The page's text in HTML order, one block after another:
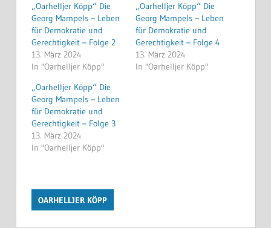
„Oarhelljer Köpp“ Die
Georg Mampels – Leben
für Demokratie und
Gerechtigkeit – Folge 2
13. März 2024
In "Oarhelljer Köpp"
„Oarhelljer Köpp“ Die
Georg Mampels – Leben
für Demokratie und
Gerechtigkeit – Folge 4
13. März 2024
In "Oarhelljer Köpp"
„Oarhelljer Köpp“ Die
Georg Mampels – Leben
für Demokratie und
Gerechtigkeit – Folge 3
13. März 2024
In "Oarhelljer Köpp"
OARHELLJER KÖPP